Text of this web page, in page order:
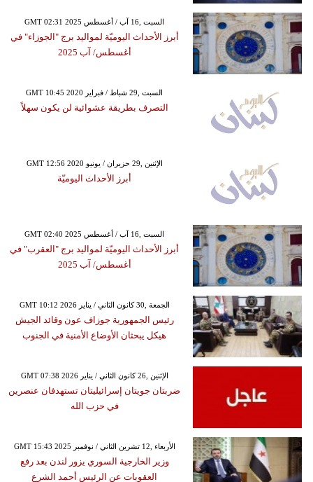
GMT 02:31 2025 السبت ,16 آب / أغسطس
أبرز الأحداث اليوميّة لمواليد برج "الجوزاء" في
أغسطس/ آب 2025
GMT 10:45 2020 السبت ,29 شباط / فبراير
التصرف بطريقة عشوائية لن يكون سهلاً
GMT 12:56 2020 الإثنين ,29 حزيران / يونيو
أبرز الأحداث اليوميّة
GMT 02:40 2025 السبت ,16 آب / أغسطس
أبرز الأحداث اليوميّة لمواليد برج "العقرب" في
أغسطس/ آب 2025
GMT 10:12 2026 الجمعة ,30 كانون الثاني / يناير
رئيس الجمهورية جوزاف عون وقائد الجيش
هيكل يبحثان الأوضاع الأمنية في الجنوب
GMT 07:38 2026 الإثنين ,26 كانون الثاني / يناير
ضربتان جويتان إسرائيليتان تستهدفان عنصرين
في حزب الله
GMT 15:43 2025 الأربعاء ,12 تشرين الثاني / نوفمبر
وزير الخارجية السوري يزور لندن بعد رفع
العقوبات عن الرئيس أحمد الشرع